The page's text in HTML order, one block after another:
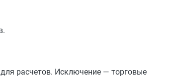
для расчетов. Исключение — торговые